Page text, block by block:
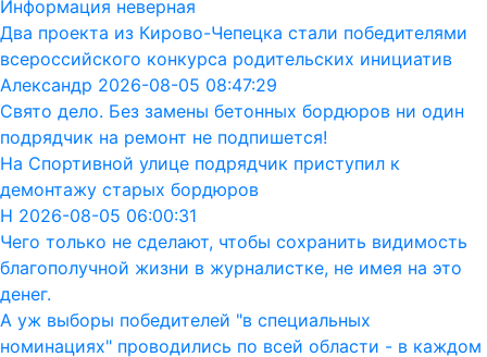
Информация неверная
Два проекта из Кирово-Чепецка стали победителями
всероссийского конкурса родительских инициатив
Александр 2026-08-05 08:47:29
Свято дело. Без замены бетонных бордюров ни один
подрядчик на ремонт не подпишется!
На Спортивной улице подрядчик приступил к
демонтажу старых бордюров
Н 2026-08-05 06:00:31
Чего только не сделают, чтобы сохранить видимость
благополучной жизни в журналистке, не имея на это
денег.
А уж выборы победителей "в специальных
номинациях" проводились по всей области - в каждом